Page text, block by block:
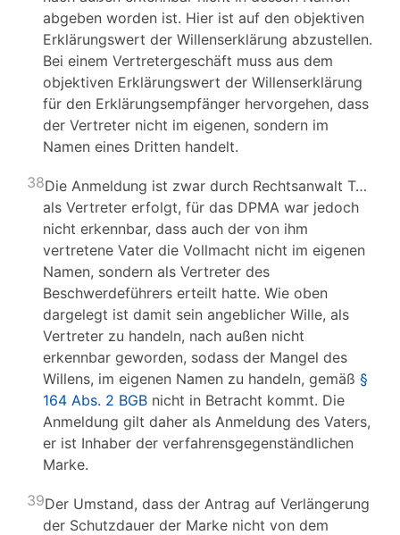
abgeben worden ist. Hier ist auf den objektiven
Erklärungswert der Willenserklärung abzustellen.
Bei einem Vertretergeschäft muss aus dem
objektiven Erklärungswert der Willenserklärung
für den Erklärungsempfänger hervorgehen, dass
der Vertreter nicht im eigenen, sondern im
Namen eines Dritten handelt.
38Die Anmeldung ist zwar durch Rechtsanwalt T…
als Vertreter erfolgt, für das DPMA war jedoch
nicht erkennbar, dass auch der von ihm
vertretene Vater die Vollmacht nicht im eigenen
Namen, sondern als Vertreter des
Beschwerdeführers erteilt hatte. Wie oben
dargelegt ist damit sein angeblicher Wille, als
Vertreter zu handeln, nach außen nicht
erkennbar geworden, sodass der Mangel des
Willens, im eigenen Namen zu handeln, gemäß §
164 Abs. 2 BGB nicht in Betracht kommt. Die
Anmeldung gilt daher als Anmeldung des Vaters,
er ist Inhaber der verfahrensgegenständlichen
Marke.
39Der Umstand, dass der Antrag auf Verlängerung
der Schutzdauer der Marke nicht von dem